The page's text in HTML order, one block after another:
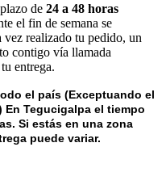
de 24 a 48 horas
el fin de semana se
realizado tu pedido, un
contigo vía llamada
entrega.
el país (Exceptuando el
En Tegucigalpa el tiempo
Si estás en una zona
puede variar.